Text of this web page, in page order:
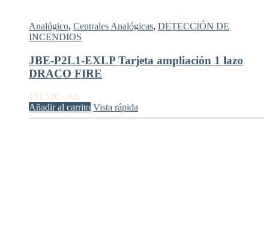
Analógico, Centrales Analógicas, DETECCIÓN DE
INCENDIOS
JBE-P2L1-EXLP Tarjeta ampliación 1 lazo
DRACO FIRE
151,52€ + IVA
Añadir al carrito Vista rápida